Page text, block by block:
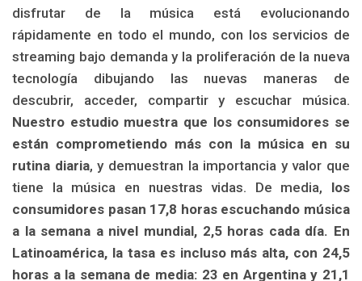
disfrutar de la música está evolucionando
rápidamente en todo el mundo, con los servicios de
streaming bajo demanda y la proliferación de la nueva
tecnología dibujando las nuevas maneras de
descubrir, acceder, compartir y escuchar música.
Nuestro estudio muestra que los consumidores se
están comprometiendo más con la música en su
rutina diaria, y demuestran la importancia y valor que
tiene la música en nuestras vidas. De media, los
consumidores pasan 17,8 horas escuchando música
a la semana a nivel mundial, 2,5 horas cada día. En
Latinoamérica, la tasa es incluso más alta, con 24,5
horas a la semana de media: 23 en Argentina y 21,1